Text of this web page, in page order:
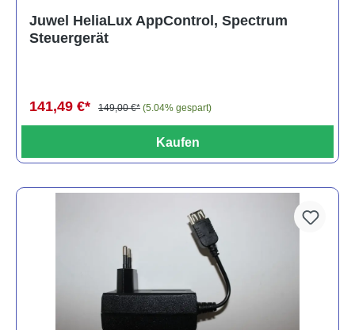
Juwel HeliaLux AppControl, Spectrum
Steuergerät
141,49 €* 149,00 €* (5.04% gespart)
Kaufen